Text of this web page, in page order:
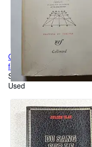
Ce sont les dieux qu'il nous
faut
Softcover
Used